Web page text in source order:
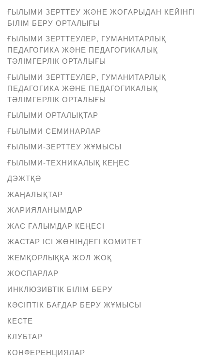
ҒЫЛЫМИ ЗЕРТТЕУ ЖӘНЕ ЖОҒАРЫДАН КЕЙІНГІ
БІЛІМ БЕРУ ОРТАЛЫҒЫ
ҒЫЛЫМИ ЗЕРТТЕУЛЕР, ГУМАНИТАРЛЫҚ
ПЕДАГОГИКА ЖӘНЕ ПЕДАГОГИКАЛЫҚ
ТӘЛІМГЕРЛІК ОРТАЛЫҒЫ
ҒЫЛЫМИ ЗЕРТТЕУЛЕР, ГУМАНИТАРЛЫҚ
ПЕДАГОГИКА ЖӘНЕ ПЕДАГОГИКАЛЫҚ
ТӘЛІМГЕРЛІК ОРТАЛЫҒЫ
ҒЫЛЫМИ ОРТАЛЫҚТАР
ҒЫЛЫМИ СЕМИНАРЛАР
ҒЫЛЫМИ-ЗЕРТТЕУ ЖҰМЫСЫ
ҒЫЛЫМИ-ТЕХНИКАЛЫҚ КЕҢЕС
ДЭЖТҚӘ
ЖАҢАЛЫҚТАР
ЖАРИЯЛАНЫМДАР
ЖАС ҒАЛЫМДАР КЕҢЕСІ
ЖАСТАР ІСІ ЖӨНІНДЕГІ КОМИТЕТ
ЖЕМҚОРЛЫҚҚА ЖОЛ ЖОҚ
ЖОСПАРЛАР
ИНКЛЮЗИВТІК БІЛІМ БЕРУ
КӘСІПТІК БАҒДАР БЕРУ ЖҰМЫСЫ
КЕСТЕ
КЛУБТАР
КОНФЕРЕНЦИЯЛАР